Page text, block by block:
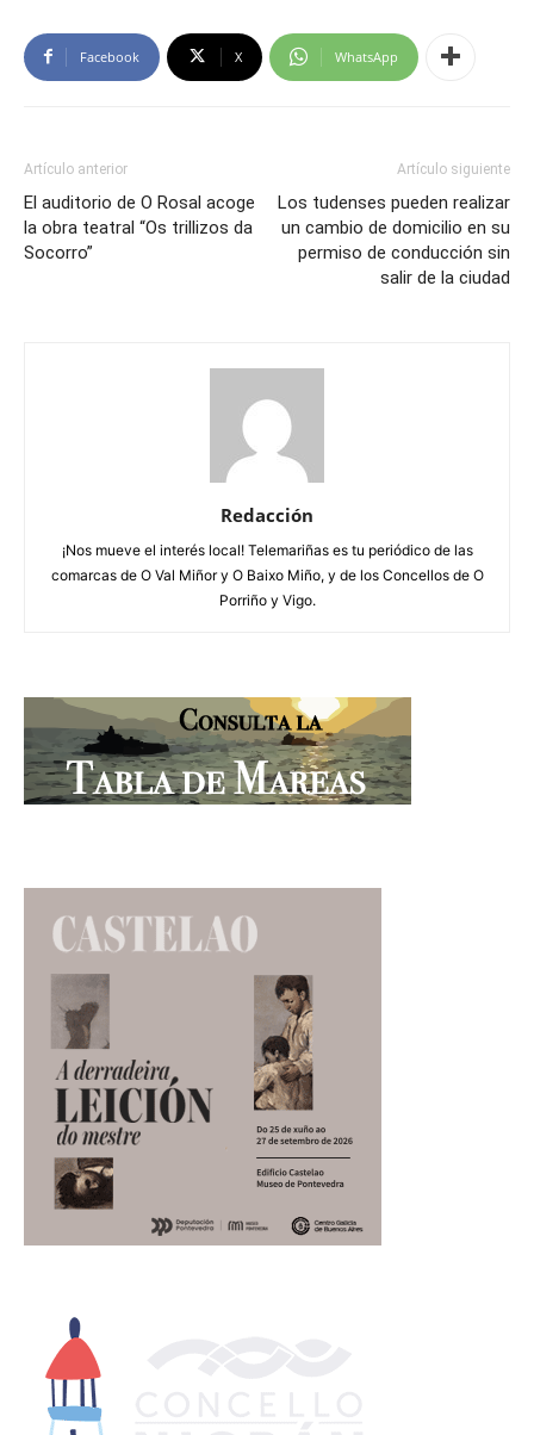
Facebook X WhatsApp
Artículo anterior
El auditorio de O Rosal acoge
la obra teatral “Os trillizos da
Socorro”
Artículo siguiente
Los tudenses pueden realizar
un cambio de domicilio en su
permiso de conducción sin
salir de la ciudad
Redacción
¡Nos mueve el interés local! Telemariñas es tu periódico de las
comarcas de O Val Miñor y O Baixo Miño, y de los Concellos de O
Porriño y Vigo.